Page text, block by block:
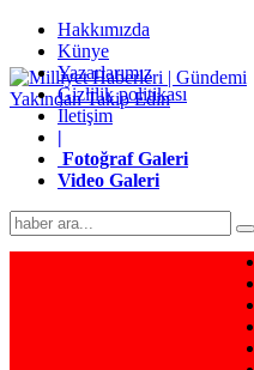
Hakkımızda
Künye
Yazarlarımız
Gizlilik politikası
İletişim
|
Fotoğraf Galeri
Video Galeri